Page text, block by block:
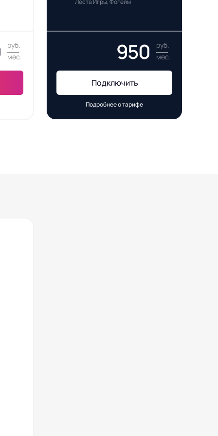
руб.
мес.
Леста Игры, Фогейм
950
руб.
мес.
Подключить
Подробнее о тарифе